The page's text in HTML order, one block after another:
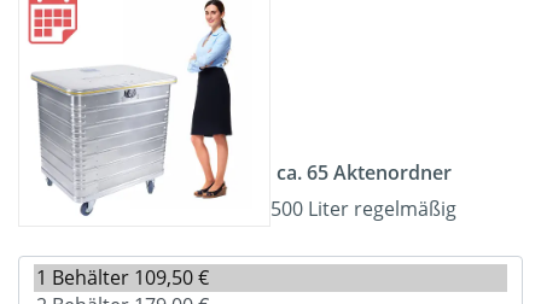
ca. 65 Aktenordner
500 Liter regelmäßig